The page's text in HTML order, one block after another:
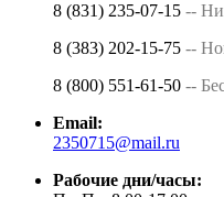
8 (831) 235-07-15 --
8 (383) 202-15-75 --
8 (800) 551-61-50 --
Email:
2350715@mail.ru
Рабочие дни/часы: